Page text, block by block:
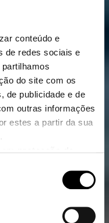
conteúdo e
de redes sociais e
do site com os
de publicidade e de
outras informações
estes a partir da sua
emprotecção de